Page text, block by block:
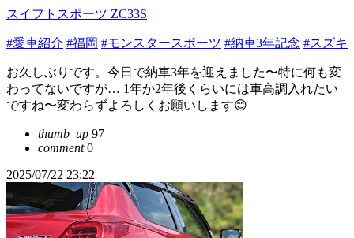
スイフトスポーツ ZC33S
#愛車紹介 #福岡 #モンスタースポーツ #納車3年記念 #スズキ
お久しぶりです。今日で納車3年を迎えました〜特に何も変
わってないですが… 1年か2年後くらいには車高調入れたい
ですね〜変わらずよろしくお願いします😊
thumb_up 97
comment0
2025/07/22 23:22